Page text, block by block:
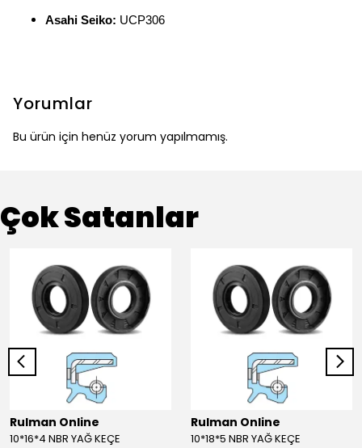
Asahi Seiko: UCP306
Yorumlar
Bu ürün için henüz yorum yapılmamış.
Çok Satanlar
Rulman Online
10*16*4 NBR YAĞ KEÇE
Rulman Online
10*18*5 NBR YAĞ KEÇE